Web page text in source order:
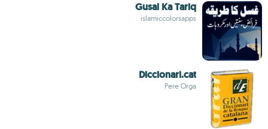
Gusal Ka Tariq
islamiccolorsapps
Diccionari.cat
Pere Orga